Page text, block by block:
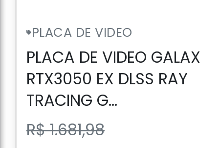
PLACA DE VIDEO
PLACA DE VIDEO GALAX
RTX3050 EX DLSS RAY
TRACING G...
R$ 1.681,98